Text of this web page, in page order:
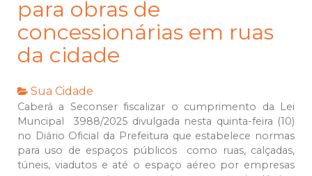
para obras de
concessionárias em ruas
da cidade
Sua Cidade
Caberá a Seconser fiscalizar o cumprimento da Lei
Muncipal 3988/2025 divulgada nesta quinta-feira (10)
no Diário Oficial da Prefeitura que estabelece normas
para uso de espaços públicos como ruas, calçadas,
túneis, viadutos e até o espaço aéreo por empresas